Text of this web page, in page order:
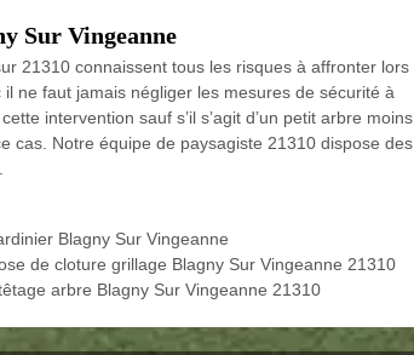
Sur Vingeanne
21310 connaissent tous les risques à affronter lors
ne faut jamais négliger les mesures de sécurité à
intervention sauf s’il s’agit d’un petit arbre moins
cas. Notre équipe de paysagiste 21310 dispose des
Blagny Sur Vingeanne
de cloture grillage Blagny Sur Vingeanne 21310
arbre Blagny Sur Vingeanne 21310